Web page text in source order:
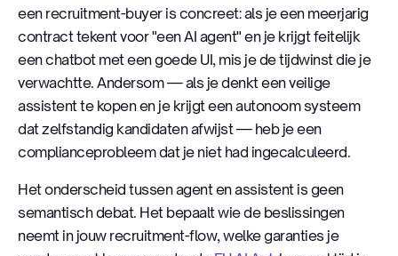
een recruitment-buyer is concreet: als je een meerjarig
contract tekent voor "een AI agent" en je krijgt feitelijk
een chatbot met een goede UI, mis je de tijdwinst die je
verwachtte. Andersom — als je denkt een veilige
assistent te kopen en je krijgt een autonoom systeem
dat zelfstandig kandidaten afwijst — heb je een
complianceprobleem dat je niet had ingecalculeerd.
Het onderscheid tussen agent en assistent is geen
semantisch debat. Het bepaalt wie de beslissingen
neemt in jouw recruitment-flow, welke garanties je